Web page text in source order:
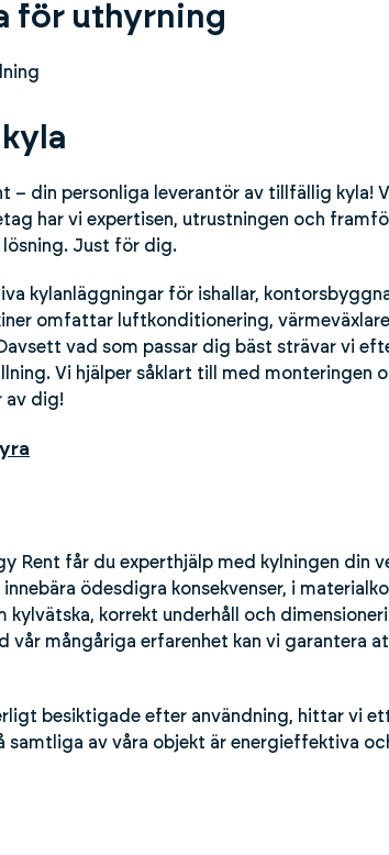
för uthyrning
– din personliga leverantör av tillfällig kyla!
har vi expertisen, utrustningen och
lösning. Just för dig.
kylanläggningar för ishallar,
omfattar luftkonditionering,
vad som passar dig bäst strävar vi
Vi hjälper såklart till med monteringen
av dig!
Rent får du experthjälp med kylningen din
ödesdigra konsekvenser, i
korrekt underhåll och
vår mångåriga erfarenhet kan vi garantera
besiktigade efter användning, hittar vi
samtliga av våra objekt är energieffektiva